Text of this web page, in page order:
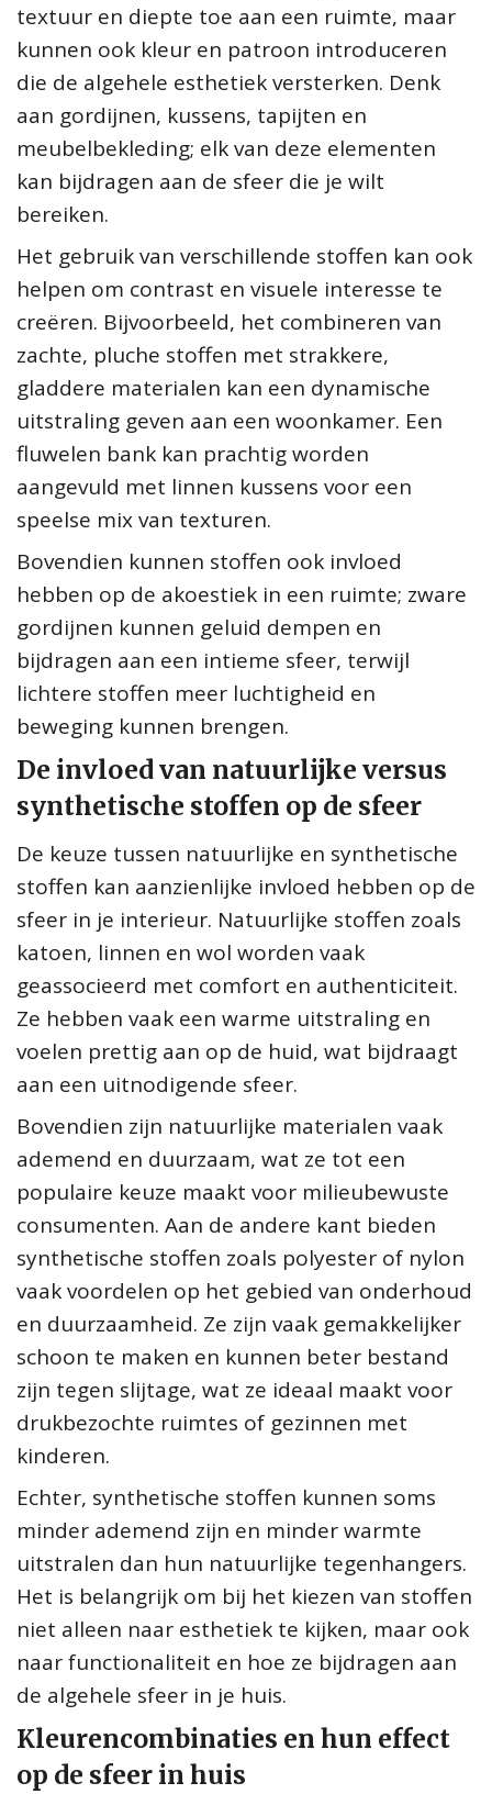
textuur en diepte toe aan een ruimte, maar
kunnen ook kleur en patroon introduceren
die de algehele esthetiek versterken. Denk
aan gordijnen, kussens, tapijten en
meubelbekleding; elk van deze elementen
kan bijdragen aan de sfeer die je wilt
bereiken.
Het gebruik van verschillende stoffen kan ook
helpen om contrast en visuele interesse te
creëren. Bijvoorbeeld, het combineren van
zachte, pluche stoffen met strakkere,
gladdere materialen kan een dynamische
uitstraling geven aan een woonkamer. Een
fluwelen bank kan prachtig worden
aangevuld met linnen kussens voor een
speelse mix van texturen.
Bovendien kunnen stoffen ook invloed
hebben op de akoestiek in een ruimte; zware
gordijnen kunnen geluid dempen en
bijdragen aan een intieme sfeer, terwijl
lichtere stoffen meer luchtigheid en
beweging kunnen brengen.
De invloed van natuurlijke versus
synthetische stoffen op de sfeer
De keuze tussen natuurlijke en synthetische
stoffen kan aanzienlijke invloed hebben op de
sfeer in je interieur. Natuurlijke stoffen zoals
katoen, linnen en wol worden vaak
geassocieerd met comfort en authenticiteit.
Ze hebben vaak een warme uitstraling en
voelen prettig aan op de huid, wat bijdraagt
aan een uitnodigende sfeer.
Bovendien zijn natuurlijke materialen vaak
ademend en duurzaam, wat ze tot een
populaire keuze maakt voor milieubewuste
consumenten. Aan de andere kant bieden
synthetische stoffen zoals polyester of nylon
vaak voordelen op het gebied van onderhoud
en duurzaamheid. Ze zijn vaak gemakkelijker
schoon te maken en kunnen beter bestand
zijn tegen slijtage, wat ze ideaal maakt voor
drukbezochte ruimtes of gezinnen met
kinderen.
Echter, synthetische stoffen kunnen soms
minder ademend zijn en minder warmte
uitstralen dan hun natuurlijke tegenhangers.
Het is belangrijk om bij het kiezen van stoffen
niet alleen naar esthetiek te kijken, maar ook
naar functionaliteit en hoe ze bijdragen aan
de algehele sfeer in je huis.
Kleurencombinaties en hun effect
op de sfeer in huis